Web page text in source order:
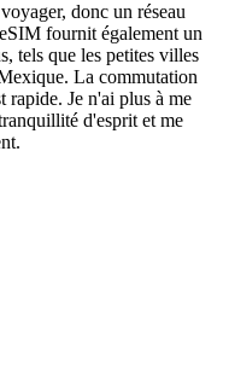
donc un réseau
fournit également un
tels que les petites villes
La commutation
rapide. Je n'ai plus à me
d'esprit et me